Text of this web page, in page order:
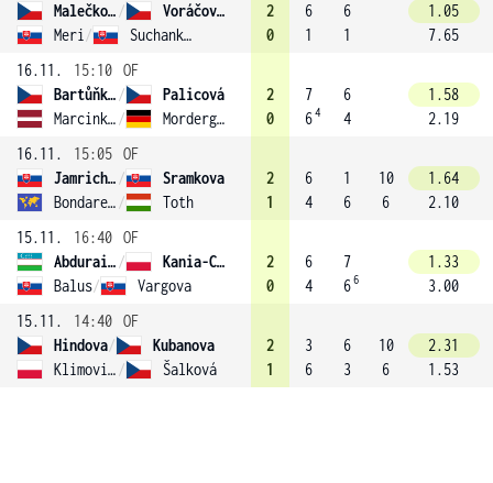
Malečková /
Voráčová (1)
Meri / Suchankova
2
0
6
1
6
1
1.05
7.65
16.11.
15:10 OF
Bartůňková /
Palicová
Marcinkevica / Morderger
2
0
7
64
6
4
1.58
2.19
16.11.
15:05 OF
Jamrichova /
Sramkova
Bondarenko / Toth
2
1
6
4
1
6
10
6
1.64
2.10
15.11.
16:40 OF
Abduraimova /
Kania-Chodun (3)
Balus/ Vargova
2
0
6
4
7
66
1.33
3.00
15.11.
14:40 OF
Hindova/
Kubanova
Klimovicova / Šalková
2
1
3
6
6
3
10
6
2.31
1.53